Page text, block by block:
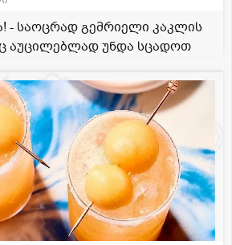
- საოცრად გემრიელი კაკლის
აუცილებლად უნდა სცადოთ